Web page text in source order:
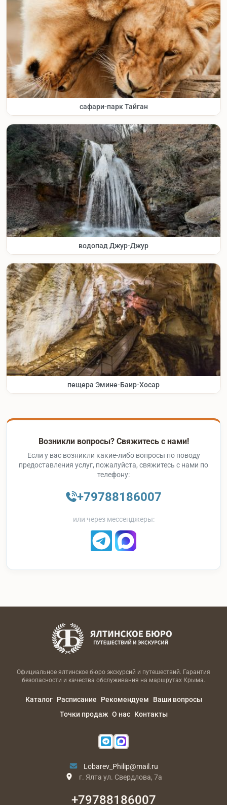
сафари-парк Тайган
водопад Джур-Джур
пещера Эмине-Баир-Хосар
Возникли вопросы? Свяжитесь с нами!
Если у вас возникли какие-либо вопросы по поводу
предоставления услуг, пожалуйста, свяжитесь с нами по
телефону:
+79788186007
или через мессенджеры:
Официальное ялтинское бюро экскурсий и путешествий. Гарантия
безопасности и качества обслуживания на маршрутах Крыма.
Каталог Расписание Рекомендуем
Ваши вопросы
Точки продаж О нас Контакты
Lobarev_Philip@mail.ru
г. Ялта ул. Свердлова, 7а
+79788186007